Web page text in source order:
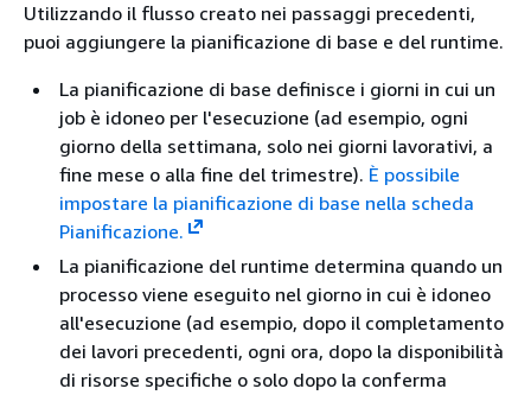
Utilizzando il flusso creato nei passaggi precedenti,
puoi aggiungere la pianificazione di base e del runtime.
La pianificazione di base definisce i giorni in cui un
job è idoneo per l'esecuzione (ad esempio, ogni
giorno della settimana, solo nei giorni lavorativi, a
fine mese o alla fine del trimestre). È possibile
impostare la pianificazione di base nella scheda
Pianificazione.
La pianificazione del runtime determina quando un
processo viene eseguito nel giorno in cui è idoneo
all'esecuzione (ad esempio, dopo il completamento
dei lavori precedenti, ogni ora, dopo la disponibilità
di risorse specifiche o solo dopo la conferma